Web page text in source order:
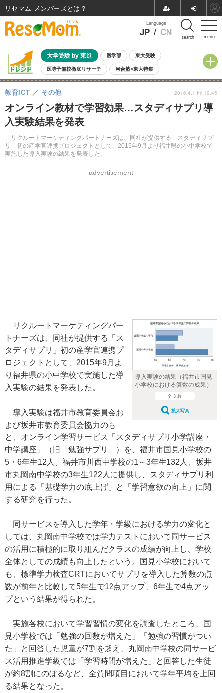
menu
Language
JP / CN search
大学受験 by 東進 医学部 東大受験
医専予備校徹底リサーチ 河合塾×東大特集
親子で考える大学選び 高校受験 中学受験 小学校受験
共通テスト 夏休み
8月開催イベント・WS 全国公立高校 過去問 人気記事
自由研究教材（小学生向け）
オンライン教材で学習効果…スタディサプリ導
入実験結果を発表
リクルートマーケティングパートナーズは、同社が提供する「スタディサプ
リ」初の産学官連携プロジェクトとして、2015年9月より福井県の小中学校で
実施した導入実験の結果を発表した。
教育ICT その他
advertisement
2016.4.1 Fri 19:45
導入実験の結果（福井市国見
小学校における算数の成果）
全 3 枚
拡大写真
リクルートマーケティングパー
トナーズは、同社が提供する「ス
タディサプリ」初の産学官連携プ
ロジェクトとして、2015年9月よ
り福井県の小中学校で実施した導
入実験の結果を発表した。
導入実験は福井市教育委員会お
よび坂井市教育委員会協力のも
と、オンライン学習サービス「スタディサプリ小学講座・
中学講座」（旧「勉強サプリ」）を、福井市国見小学校の
5・6年生12人、福井市川西中学校の1～3年生132人、坂井
市丸岡南中学校の3年生122人に提供し、スタディサプリ利
用による「基礎学力の底上げ」と「学習意欲の向上」に関
する研究を行った。
同サービスを導入した学年・学級における学力の変化と
しては、丸岡南中学校では学力テストにおいて同サービス
の活用に積極的に取り組んだクラスの成績が向上し、学校
全体としての成績も向上したという。国見小学校において
も、標準学力検査CRTにおいてサプリを導入した算数の点
数が前年と比較して5年生で12点アップ、6年生で4点アッ
プという結果が得られた。
実施各校において学習習慣の変化を調査したところ、国
見小学校では「勉強の回数が増えた」「勉強の習慣がつい
た」と回答した児童が7割を超え、丸岡南中学校の同サービ
ス活用推進学級では「学習時間が増えた」と回答した生徒
が約8割にのぼるなど、全質問項目において学年平均を上回
る結果となった。
リセマム メンバーズ